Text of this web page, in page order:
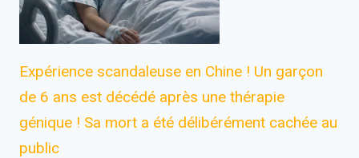
Expérience scandaleuse en Chine ! Un garçon
de 6 ans est décédé après une thérapie
génique ! Sa mort a été délibérément cachée au
public